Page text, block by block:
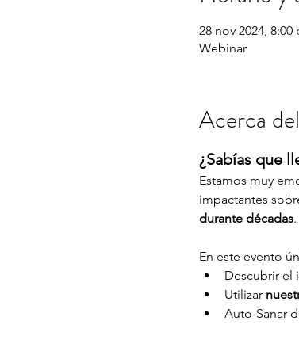
28 nov 2024, 8:00
Webinar
Acerca
¿Sabías que
Estamos muy
impactantes
durante décadas.
En este evento
Descubrir el
Utilizar
Auto-Sanar